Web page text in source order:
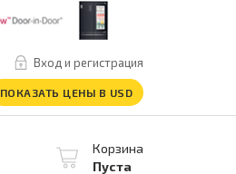
Вход и регистрация
ПОКАЗАТЬ ЦЕНЫ В USD
Корзина
Пуста